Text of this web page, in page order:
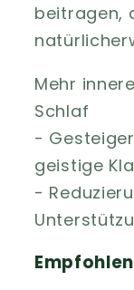
beitragen,
Mehr
Schlaf
-
geistige
-